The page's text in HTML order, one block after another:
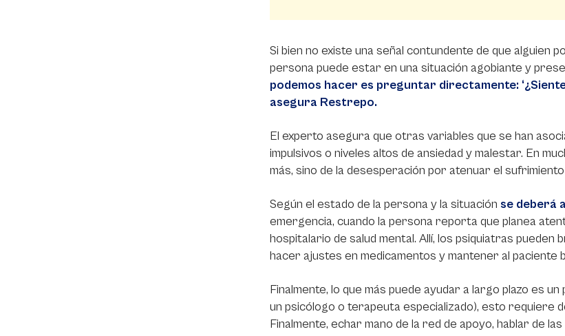
Si bien no existe una señal contundente de que alguien
persona puede estar en una situación agobiante y
podemos hacer es preguntar directamente:
asegura Restrepo.
El experto asegura que otras variables que se han
impulsivos o niveles altos de ansiedad y malestar. En
más, sino de la desesperación por atenuar el
Según el estado de la persona y la situación se deberá
emergencia, cuando la persona reporta que planea
hospitalario de salud mental. Allí, los psiquiatras
hacer ajustes en medicamentos y mantener al paciente
Finalmente, lo que más puede ayudar a largo plazo es
un psicólogo o terapeuta especializado), esto requiere
Finalmente, echar mano de la red de apoyo, hablar de